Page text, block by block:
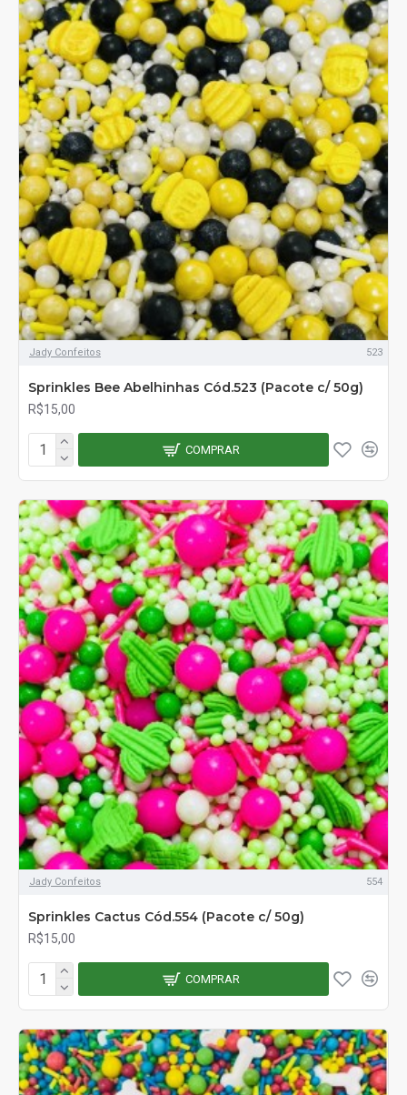
Jady Confeitos 523
Sprinkles Bee Abelhinhas Cód.523 (Pacote c/ 50g)
R$15,00
COMPRAR
Jady Confeitos 554
Sprinkles Cactus Cód.554 (Pacote c/ 50g)
R$15,00
COMPRAR